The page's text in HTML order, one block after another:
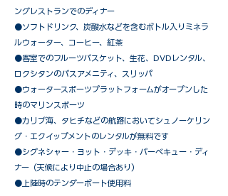
ングレストランでのディナー
●ソフトドリンク、炭酸水などを含むボトル入りミネラ
ルウォーター、コーヒー、紅茶
●客室でのフルーツバスケット、生花、DVDレンタル、
ロクシタンのバスアメニティ、スリッパ
●ウォータースポーツプラットフォームがオープンした
時のマリンスポーツ
●カリブ海、タヒチなどの航路においてシュノーケリン
グ・エクイップメントのレンタルが無料です
​●シグネシャー・ヨット・デッキ・バーベキュー・ディ
ナー（天候により中止の場合あり）
●上陸時のテンダーボート使用料